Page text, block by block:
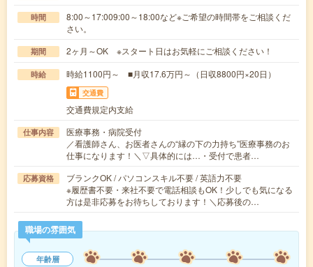
時間
8:00～17:009:00～18:00など※ご希望の時間帯をご相談くだ
さい。
期間 2ヶ月～OK ※スタート日はお気軽にご相談ください！
時給 時給1100円～ ■月収17.6万円～（日収8800円×20日）
交通費
交通費規定内支給
仕事内容
医療事務・病院受付
／看護師さん、お医者さんの“縁の下の力持ち”医療事務のお
仕事になります！＼▽具体的には…・受付で患者…
応募資格
ブランクOK / パソコンスキル不要 / 英語力不要
※履歴書不要・来社不要で電話相談もOK！少しでも気になる
方は是非応募をお待ちしております！＼応募後の…
職場の雰囲気
年齢層